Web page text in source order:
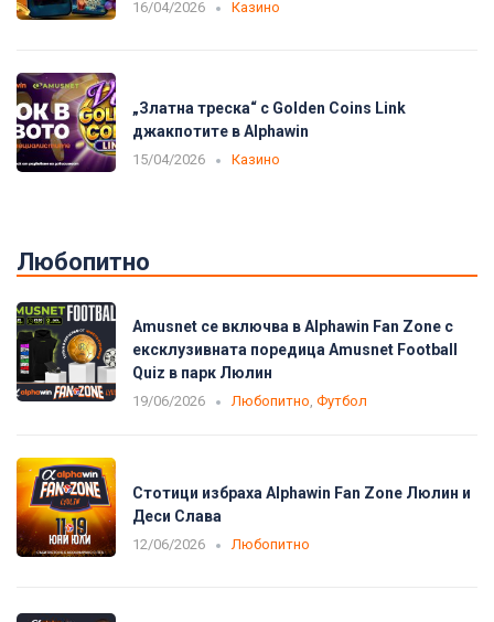
16/04/2026 Казино
„Златна треска“ с Golden Coins Link
джакпотите в Alphawin
15/04/2026 Казино
Любопитно
Amusnet се включва в Alphawin Fan Zone с
ексклузивната поредица Amusnet Football
Quiz в парк Люлин
19/06/2026 Любопитно Футбол
Стотици избраха Alphawin Fan Zone Люлин и
Деси Слава
12/06/2026 Любопитно